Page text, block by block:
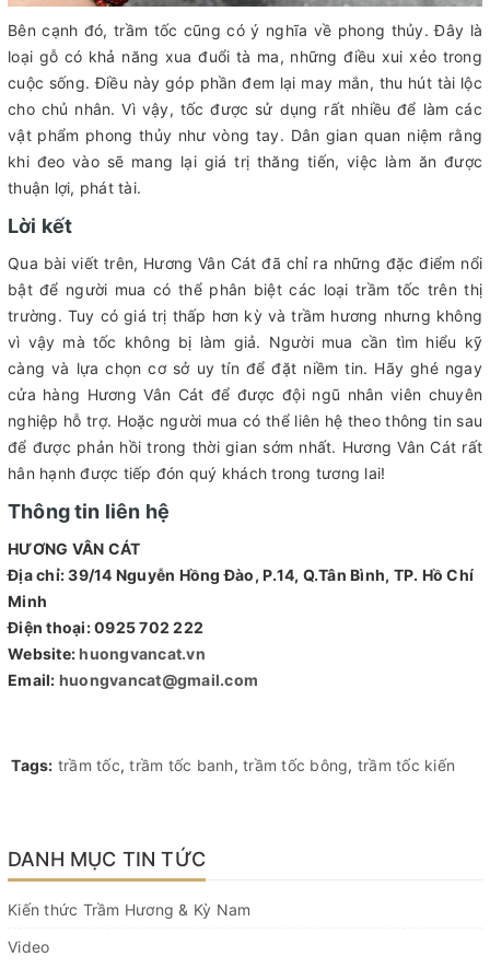
Bên cạnh đó, trầm tốc cũng có ý nghĩa về phong thủy. Đây là
loại gỗ có khả năng xua đuổi tà ma, những điều xui xẻo trong
cuộc sống. Điều này góp phần đem lại may mắn, thu hút tài lộc
cho chủ nhân. Vì vậy, tốc được sử dụng rất nhiều để làm các
vật phẩm phong thủy như vòng tay. Dân gian quan niệm rằng
khi đeo vào sẽ mang lại giá trị thăng tiến, việc làm ăn được
thuận lợi, phát tài.
Lời kết
Qua bài viết trên, Hương Vân Cát đã chỉ ra những đặc điểm nổi
bật để người mua có thể phân biệt các loại trầm tốc trên thị
trường. Tuy có giá trị thấp hơn kỳ và trầm hương nhưng không
vì vậy mà tốc không bị làm giả. Người mua cần tìm hiểu kỹ
càng và lựa chọn cơ sở uy tín để đặt niềm tin. Hãy ghé ngay
cửa hàng Hương Vân Cát để được đội ngũ nhân viên chuyên
nghiệp hỗ trợ. Hoặc người mua có thể liên hệ theo thông tin sau
để được phản hồi trong thời gian sớm nhất. Hương Vân Cát rất
hân hạnh được tiếp đón quý khách trong tương lai!
Thông tin liên hệ
HƯƠNG VÂN CÁT
Địa chỉ: 39/14 Nguyễn Hồng Đào, P.14, Q.Tân Bình, TP. Hồ Chí
Minh
Điện thoại: 0925 702 222
Website:huongvancat.vn
Email: huongvancat@gmail.com
Tags: trầm tốc,trầm tốc banh, trầm tốc bông, trầm tốc kiến
DANH MỤC TIN TỨC
Kiến thức Trầm Hương & Kỳ Nam
Video